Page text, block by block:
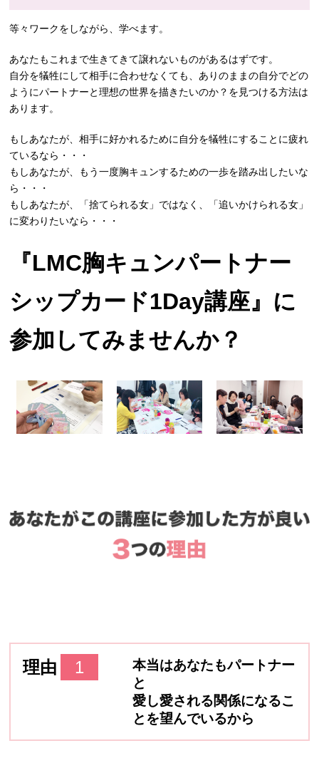
等々ワークをしながら、学べます。
あなたもこれまで生きてきて譲れないものがあるはずです。
自分を犠牲にして相手に合わせなくても、ありのままの自分でどの
ようにパートナーと理想の世界を描きたいのか？を見つける方法は
あります。
もしあなたが、相手に好かれるために自分を犠牲にすることに疲れ
ているなら・・・
もしあなたが、もう一度胸キュンするための一歩を踏み出したいな
ら・・・
もしあなたが、「捨てられる女」ではなく、「追いかけられる女」
に変わりたいなら・・・
『LMC胸キュンパートナー
シップカード1Day講座』に
参加してみませんか？
理由 1
本当はあなたもパートナー
と
愛し愛される関係になるこ
とを望んでいるから